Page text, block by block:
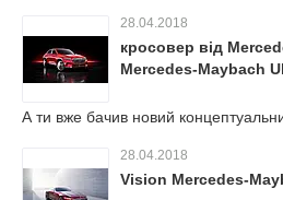
28.04.2018
кросовер від
Mercedes-Maybach
А ти вже бачив новий
28.04.2018
Vision Mercedes-